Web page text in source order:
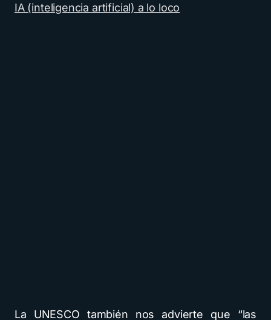
IA (inteligencia artificial) a lo loco
La UNESCO también nos advierte que “las